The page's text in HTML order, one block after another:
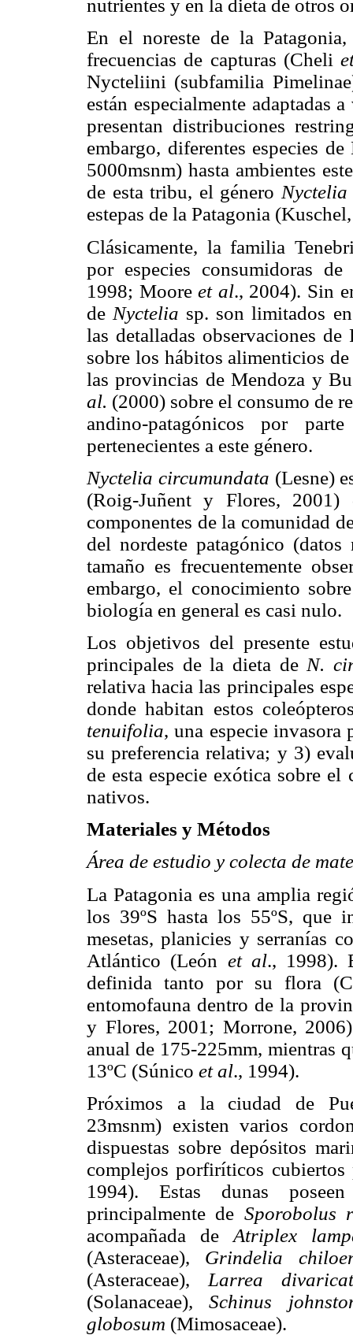
nutrientes y en la dieta de otros
En el noreste de la
frecuencias de capturas (Cheli
Nycteliini (subfamilia
están especialmente adaptadas
presentan distribuciones
embargo, diferentes especies
5000msnm) hasta ambientes
de esta tribu, el género Nyctelia
estepas de la Patagonia
Clásicamente, la familia
por especies consumidoras
1998; Mooreet al., 2004). Sin
de Nyctelia sp. son limitados
las detalladas observaciones
sobre los hábitos alimenticios
las provincias de Mendoza y
al. (2000) sobre el consumo de
andino-patagónicos por
pertenecientes a este género.
Nyctelia circumundata (Lesne)
(Roig-Juñent y Flores,
componentes de la comunidad
del nordeste patagónico
tamaño es frecuentemente
embargo, el conocimiento
biología en general es casi nulo.
Los objetivos del presente
principales de la dieta de N.
relativa hacia las principales
donde habitan estos
tenuifolia, una especie invasora
su preferencia relativa; y 3)
de esta especie exótica sobre
nativos.
Materiales y Métodos
Área de estudio y colecta de
La Patagonia es una amplia
los 39ºS hasta los 55ºS, que
mesetas, planicies y serranías
Atlántico (León et al., 1998).
definida tanto por su flora
entomofauna dentro de la
y Flores, 2001; Morrone,
anual de 175-225mm, mientras
13ºC (Súnico et al., 1994).
Próximos a la ciudad de
23msnm) existen varios
dispuestas sobre depósitos
complejos porfiríticos cubiertos
1994). Estas dunas
principalmente de Sporobolus
acompañada de Atriplex
(Asteraceae), Grindelia
(Asteraceae), Larrea
(Solanaceae), Schinus
globosum (Mimosaceae).